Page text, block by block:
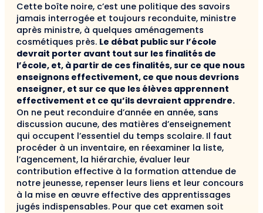
Cette boîte noire, c’est une politique des savoirs
jamais interrogée et toujours reconduite, ministre
après ministre, à quelques aménagements
cosmétiques près. Le débat public sur l’école
devrait porter avant tout sur les finalités de
l’école, et, à partir de ces finalités, sur ce que nous
enseignons effectivement, ce que nous devrions
enseigner, et sur ce que les élèves apprennent
effectivement et ce qu’ils devraient apprendre.
On ne peut reconduire d’année en année, sans
discussion aucune, des matières d’enseignement
qui occupent l’essentiel du temps scolaire. Il faut
procéder à un inventaire, en réexaminer la liste,
l’agencement, la hiérarchie, évaluer leur
contribution effective à la formation attendue de
notre jeunesse, repenser leurs liens et leur concours
à la mise en œuvre effective des apprentissages
jugés indispensables. Pour que cet examen soit